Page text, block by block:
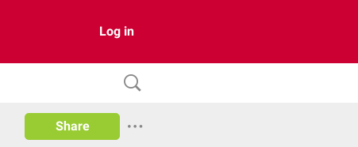
Log in
Share